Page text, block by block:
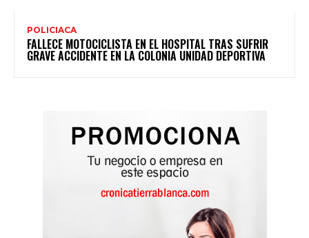
POLICIACA
FALLECE MOTOCICLISTA EN EL HOSPITAL TRAS SUFRIR
GRAVE ACCIDENTE EN LA COLONIA UNIDAD DEPORTIVA